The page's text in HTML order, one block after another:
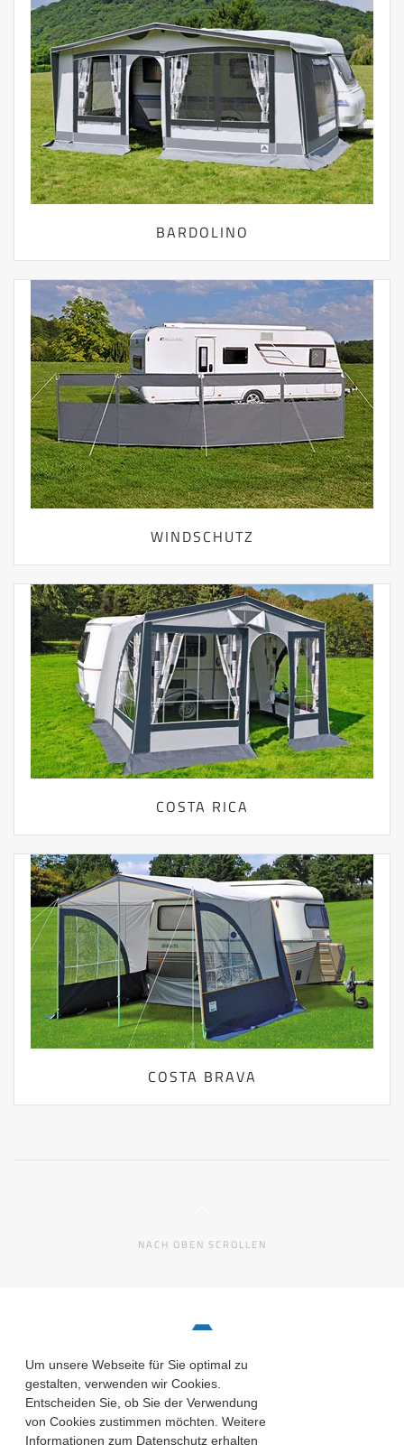
Um unsere Webseite für Sie optimal zu
gestalten, verwenden wir Cookies.
Entscheiden Sie, ob Sie der Verwendung
von Cookies zustimmen möchten. Weitere
Informationen zum Datenschutz erhalten
BARDOLINO
WINDSCHUTZ
COSTA RICA
COSTA BRAVA
NACH OBEN SCROLLEN